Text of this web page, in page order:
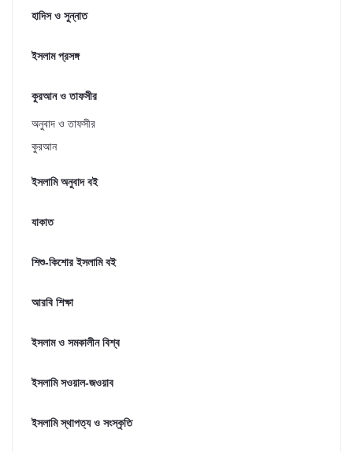
হাদিস ও সুন্নাত
ইসলাম প্রসঙ্গ
কুরআন ও তাফসীর
অনুবাদ ও তাফসীর
কুরআন
ইসলামি অনুবাদ বই
যাকাত
শিশু-কিশোর ইসলামি বই
আরবি শিক্ষা
ইসলাম ও সমকালীন বিশ্ব
ইসলামি সওয়াল-জওয়াব
ইসলামি স্থাপত্য ও সংস্কৃতি